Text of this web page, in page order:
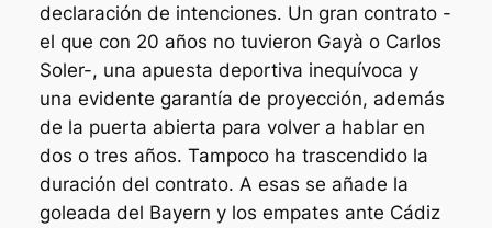
declaración de intenciones. Un gran contrato -
el que con 20 años no tuvieron Gayà o Carlos
Soler-, una apuesta deportiva inequívoca y
una evidente garantía de proyección, además
de la puerta abierta para volver a hablar en
dos o tres años. Tampoco ha trascendido la
duración del contrato. A esas se añade la
goleada del Bayern y los empates ante Cádiz